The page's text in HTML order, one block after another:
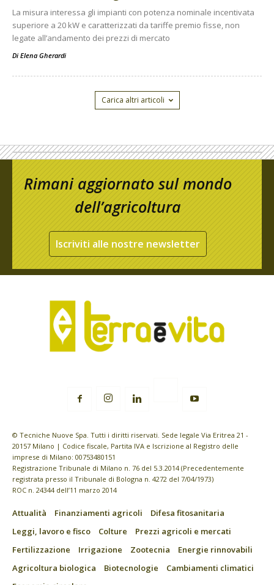
La misura interessa gli impianti con potenza nominale incentivata
superiore a 20 kW e caratterizzati da tariffe premio fisse, non
legate all’andamento dei prezzi di mercato
Di Elena Gherardi
Carica altri articoli
Rimani aggiornato sul mondo
dell’agricoltura
Iscriviti alle nostre newsletter
© Tecniche Nuove Spa. Tutti i diritti riservati. Sede legale Via Eritrea 21 -
20157 Milano | Codice fiscale, Partita IVA e Iscrizione al Registro delle
imprese di Milano: 00753480151
Registrazione Tribunale di Milano n. 76 del 5.3.2014 (Precedentemente
registrata presso il Tribunale di Bologna n. 4272 del 7/04/1973)
ROC n. 24344 dell’11 marzo 2014
Attualità Finanziamenti agricoli
Difesa fitosanitaria
Leggi, lavoro e fisco
Colture
Prezzi agricoli e mercati
Fertilizzazione
Irrigazione Zootecnia
Energie rinnovabili
Agricoltura biologica
Biotecnologie
Cambiamenti climatici